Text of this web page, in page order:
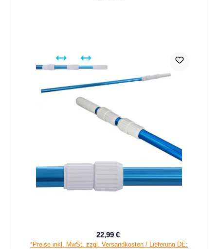
Verkaufspreis:
22,99 €
*Preise inkl. MwSt. zzgl. Versandkosten / Lieferung DE: